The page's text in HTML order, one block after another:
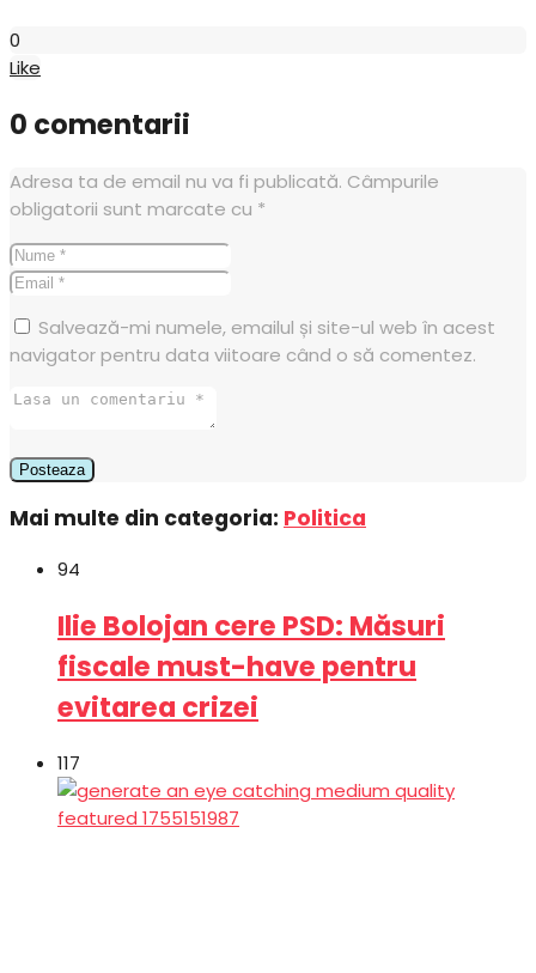
0
Like
0 comentarii
Adresa ta de email nu va fi publicată. Câmpurile
obligatorii sunt marcate cu *
Salvează-mi numele, emailul și site-ul web în acest
navigator pentru data viitoare când o să comentez.
Mai multe din categoria: Politica
94
Ilie Bolojan cere PSD: Măsuri
fiscale must-have pentru
evitarea crizei
117